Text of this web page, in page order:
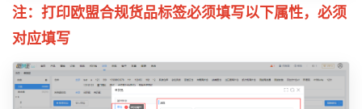
注：打印欧盟合规货品标签必须填写以下属性，必须
对应填写